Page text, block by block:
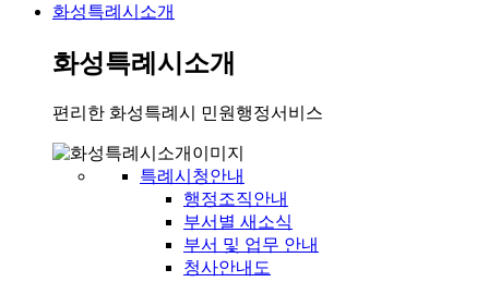
화성특례시소개
화성특례시소개
편리한 화성특례시 민원행정서비스
특례시청안내
행정조직안내
부서별 새소식
부서 및 업무 안내
청사안내도